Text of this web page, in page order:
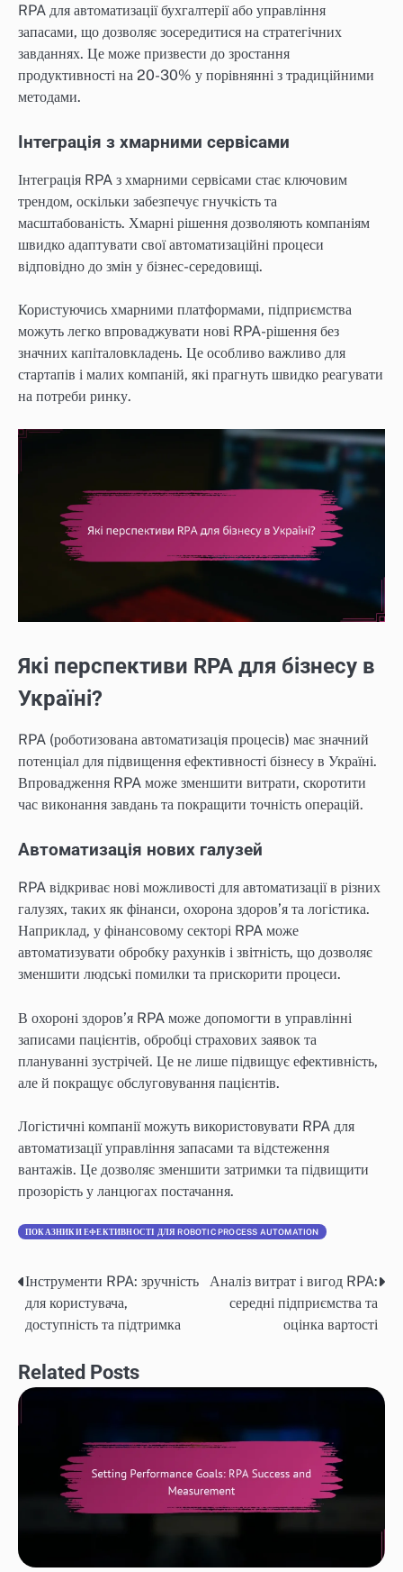
RPA для автоматизації бухгалтерії або управління
запасами, що дозволяє зосередитися на стратегічних
завданнях. Це може призвести до зростання
продуктивності на 20-30% у порівнянні з традиційними
методами.
Інтеграція з хмарними сервісами
Інтеграція RPA з хмарними сервісами стає ключовим
трендом, оскільки забезпечує гнучкість та
масштабованість. Хмарні рішення дозволяють компаніям
швидко адаптувати свої автоматизаційні процеси
відповідно до змін у бізнес-середовищі.
Користуючись хмарними платформами, підприємства
можуть легко впроваджувати нові RPA-рішення без
значних капіталовкладень. Це особливо важливо для
стартапів і малих компаній, які прагнуть швидко реагувати
на потреби ринку.
Які перспективи RPA для бізнесу в
Україні?
RPA (роботизована автоматизація процесів) має значний
потенціал для підвищення ефективності бізнесу в Україні.
Впровадження RPA може зменшити витрати, скоротити
час виконання завдань та покращити точність операцій.
Автоматизація нових галузей
RPA відкриває нові можливості для автоматизації в різних
галузях, таких як фінанси, охорона здоров’я та логістика.
Наприклад, у фінансовому секторі RPA може
автоматизувати обробку рахунків і звітність, що дозволяє
зменшити людські помилки та прискорити процеси.
В охороні здоров’я RPA може допомогти в управлінні
записами пацієнтів, обробці страхових заявок та
плануванні зустрічей. Це не лише підвищує ефективність,
але й покращує обслуговування пацієнтів.
Логістичні компанії можуть використовувати RPA для
автоматизації управління запасами та відстеження
вантажів. Це дозволяє зменшити затримки та підвищити
прозорість у ланцюгах постачання.
ПОКАЗНИКИ ЕФЕКТИВНОСТІ ДЛЯ ROBOTIC PROCESS AUTOMATION
Post
navigation
Інструменти RPA: зручність
для користувача,
доступність та підтримка
Аналіз витрат і вигод RPA:
середні підприємства та
оцінка вартості
Related Posts